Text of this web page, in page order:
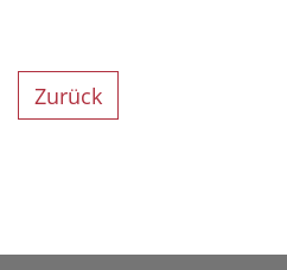
Zurück